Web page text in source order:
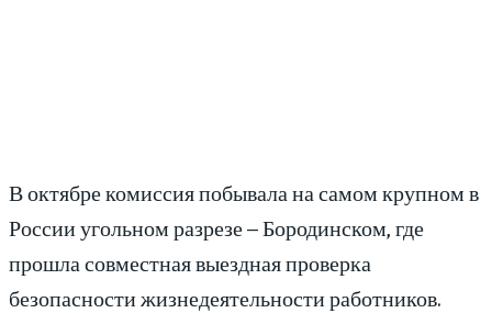
В октябре комиссия побывала на самом крупном в
России угольном разрезе – Бородинском, где
прошла совместная выездная проверка
безопасности жизнедеятельности работников.